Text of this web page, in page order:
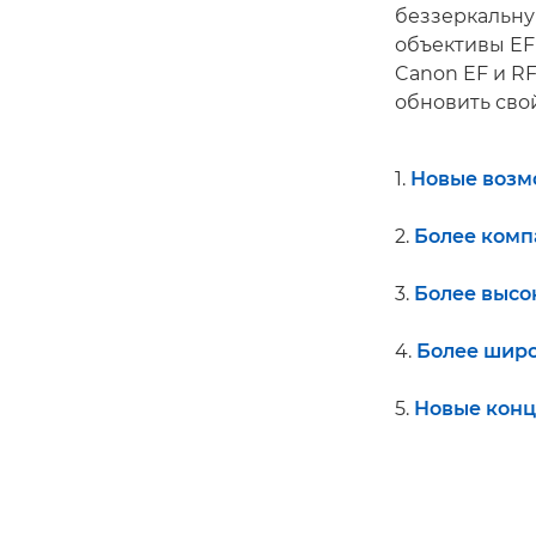
объективы
Canon EF и
обновить
1. Новые
2. Более
3. Более
4. Более
5. Новые